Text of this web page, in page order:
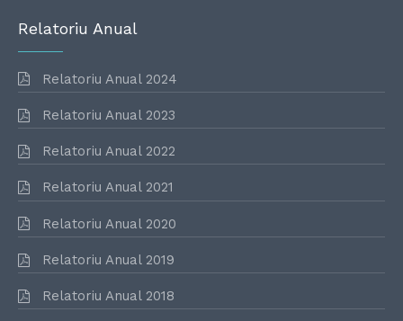
Relatoriu Anual
Relatoriu Anual 2024
Relatoriu Anual 2023
Relatoriu Anual 2022
Relatoriu Anual 2021
Relatoriu Anual 2020
Relatoriu Anual 2019
Relatoriu Anual 2018